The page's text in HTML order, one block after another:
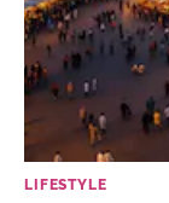
LIFESTYLE